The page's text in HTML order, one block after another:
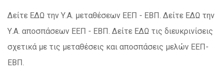
Δείτε ΕΔΩ την Υ.Α. μεταθέσεων ΕΕΠ - ΕΒΠ. Δείτε ΕΔΩ την
Υ.Α. αποσπάσεων ΕΕΠ - ΕΒΠ. Δείτε ΕΔΩ τις διευκρινίσεις
σχετικά με τις μεταθέσεις και αποσπάσεις μελών ΕΕΠ-
ΕΒΠ.